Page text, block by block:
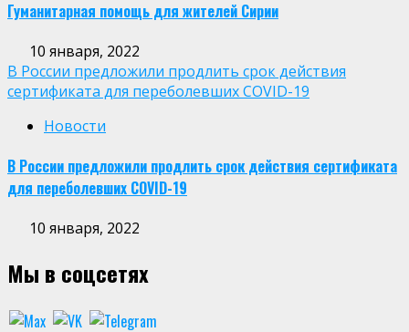
Гуманитарная помощь для жителей Сирии
10 января, 2022
В России предложили продлить срок действия
сертификата для переболевших COVID-19
Новости
В России предложили продлить срок действия сертификата
для переболевших COVID-19
10 января, 2022
Мы в соцсетях